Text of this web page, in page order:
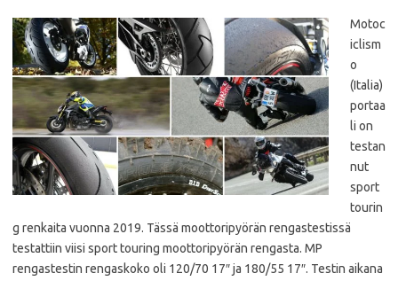
Motoc
iclism
o
(Italia)
portaa
li on
testan
nut
sport
tourin
g renkaita vuonna 2019. Tässä moottoripyörän rengastestissä
testattiin viisi sport touring moottoripyörän rengasta. MP
rengastestin rengaskoko oli 120/70 17″ ja 180/55 17″. Testin aikana